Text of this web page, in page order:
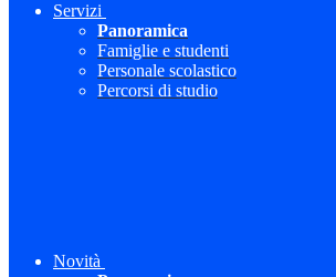
Servizi
Panoramica
Famiglie e studenti
Personale scolastico
Percorsi di studio
Novità